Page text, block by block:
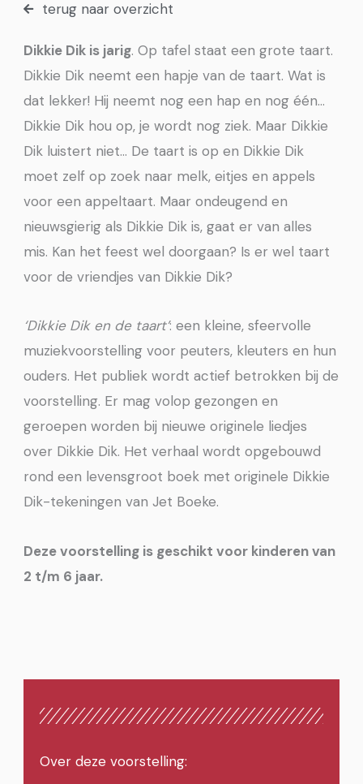
terug naar overzicht
Dikkie Dik is jarig. Op tafel staat een grote taart.
Dikkie Dik neemt een hapje van de taart. Wat is
dat lekker! Hij neemt nog een hap en nog één…
Dikkie Dik hou op, je wordt nog ziek. Maar Dikkie
Dik luistert niet… De taart is op en Dikkie Dik
moet zelf op zoek naar melk, eitjes en appels
voor een appeltaart. Maar ondeugend en
nieuwsgierig als Dikkie Dik is, gaat er van alles
mis. Kan het feest wel doorgaan? Is er wel taart
voor de vriendjes van Dikkie Dik?
‘Dikkie Dik en de taart’: een kleine, sfeervolle
muziekvoorstelling voor peuters, kleuters en hun
ouders. Het publiek wordt actief betrokken bij de
voorstelling. Er mag volop gezongen en
geroepen worden bij nieuwe originele liedjes
over Dikkie Dik. Het verhaal wordt opgebouwd
rond een levensgroot boek met originele Dikkie
Dik-tekeningen van Jet Boeke.
Deze voorstelling is geschikt voor kinderen van
2 t/m 6 jaar.
Over deze voorstelling: